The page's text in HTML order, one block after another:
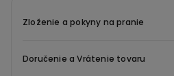
Zloženie a pokyny na pranie
Doručenie a Vrátenie tovaru